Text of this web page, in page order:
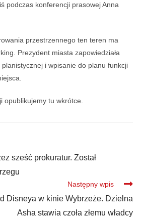
podczas konferencji prasowej Anna
przestrzennego ten teren ma
Prezydent miasta zapowiedziała
i wpisanie do planu funkcji
opublikujemy tu wkrótce.
sześć prokuratur. Został
Następny wpis
Disneya w kinie Wybrzeże. Dzielna
Asha stawia czoła złemu władcy